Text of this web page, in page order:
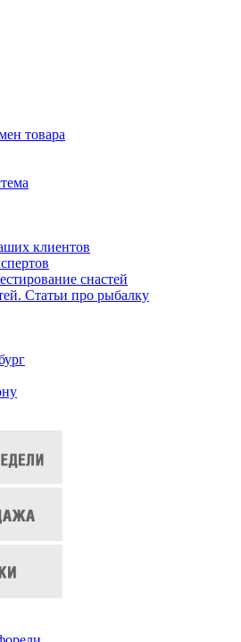
товара
клиентов
снастей
Статьи про рыбалку